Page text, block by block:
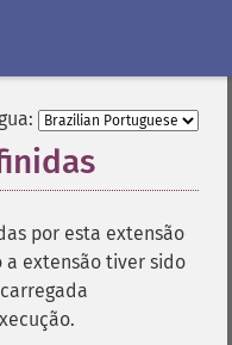
por esta extensão
a extensão tiver sido